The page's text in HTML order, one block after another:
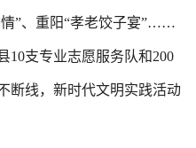
情”、重阳“孝老饺子宴”……
10支专业志愿服务队和200
断线，新时代文明实践活动